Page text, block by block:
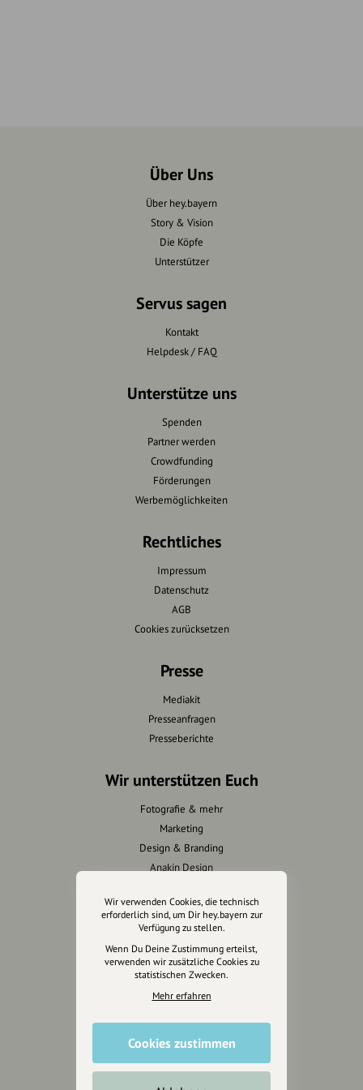
Über Uns
Über hey.bayern
Story & Vision
Die Köpfe
Unterstützer
Servus sagen
Kontakt
Helpdesk / FAQ
Unterstütze uns
Spenden
Partner werden
Crowdfunding
Förderungen
Werbemöglichkeiten
Rechtliches
Impressum
Datenschutz
AGB
Cookies zurücksetzen
Presse
Mediakit
Presseanfragen
Presseberichte
Wir unterstützen Euch
Fotografie & mehr
Marketing
Design & Branding
Anakin Design
Unterstütze
unsere Plattform
hey.bayern ist ein Projekt von
für alle, die uns besuchen
wollen.
Wir verwenden Cookies, die technisch
erforderlich sind, um Dir hey.bayern zur
Verfügung zu stellen.
Wenn Du Deine Zustimmung erteilst,
verwenden wir zusätzliche Cookies zu
statistischen Zwecken.
Mehr erfahren
Cookies zustimmen